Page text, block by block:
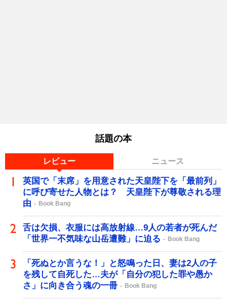
話題の本
レビュー ニュース
英国で「末席」を用意された天皇陛下を「最前列」
に呼び寄せた人物とは？ 天皇陛下が尊敬される理
由
Book Bang
舌は欠損、衣服には高放射線…9人の若者が死んだ
「世界一不気味な山岳遭難」に迫る
Book Bang
「死ぬとか言うな！」と怒鳴った日、妻は2人の子
を残して自死した…夫が「自分の犯した罪や愚か
さ」に向き合う魂の一冊
Book Bang